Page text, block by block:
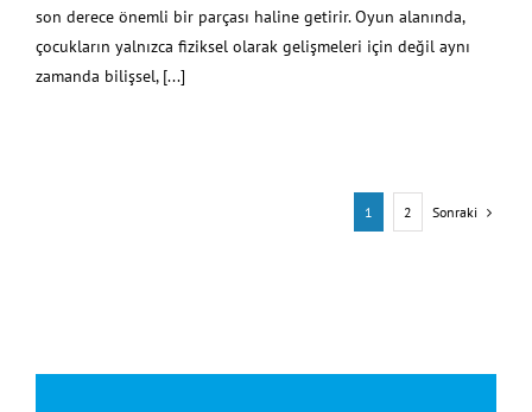
son derece önemli bir parçası haline getirir. Oyun alanında,
çocukların yalnızca fiziksel olarak gelişmeleri için değil aynı
zamanda bilişsel, [...]
1 2 Sonraki